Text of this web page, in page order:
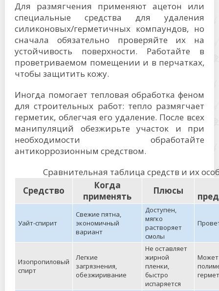
Для размягчения применяют ацетон или
специальные средства для удаления
силиконовых/герметичных компаундов, но
сначала обязательно проверяйте их на
устойчивость поверхности. Работайте в
проветриваемом помещении и в перчатках,
чтобы защитить кожу.
Иногда помогает тепловая обработка феном
для строительных работ: тепло размягчает
герметик, облегчая его удаление. После всех
манипуляций обезжирьте участок и при
необходимости обработайте
антикоррозионным средством.
Сравнительная таблица средств и их
Средство
Когда
применять
Плюсы
Уайт-спирит
Свежие пятна,
экономичный
вариант
Доступен,
мягко
растворяет
смолы
Изопропиловый
спирт
Легкие
загрязнения,
обезжиривание
Не оставляет
жирной
пленки,
быстро
испаряется
Может